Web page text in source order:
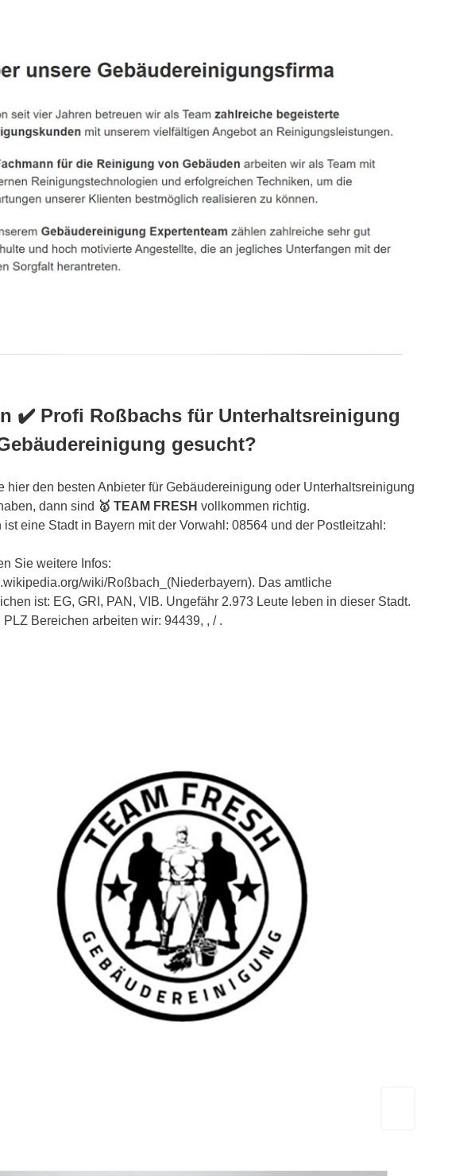
✔️ Profi Roßbachs für Unterhaltsreinigung
gesucht?
hier den besten Anbieter für Gebäudereinigung oder Unterhaltsreinigung
dann sind 🥇 TEAM FRESH vollkommen richtig.
ist eine Stadt in Bayern mit der Vorwahl: 08564 und der Postleitzahl:
Sie weitere Infos:
wiki/Roßbach_(Niederbayern). Das amtliche
ist: EG, GRI, PAN, VIB. Ungefähr 2.973 Leute leben in dieser Stadt.
PLZ Bereichen arbeiten wir: 94439, , / .